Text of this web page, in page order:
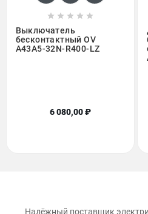
    
Выключатель
бесконтактный OV
A43A5-32N-R400-LZ
6 080,00 ₽
Надёжный поставщик